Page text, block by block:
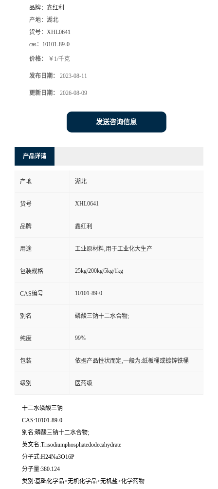
品牌： 鑫红利
产地： 湖北
货号： XHL0641
cas： 10101-89-0
价格： ￥1/千克
发布日期： 2023-08-11
更新日期： 2026-08-09
发送咨询信息
产品详请
产地 湖北
货号 XHL0641
品牌 鑫红利
用途 工业原材料,用于工业化大生产
包装规格 25kg/200kg/5kg/1kg
CAS编号 10101-89-0
别名 磷酸三钠十二水合物;
纯度 99%
包装 依据产品性状而定,一般为:纸板桶或镀锌铁桶
级别 医药级
十二水磷酸三钠
CAS:10101-89-0
别名:磷酸三钠十二水合物;
英文名:Trisodiumphosphatedodecahydrate
分子式:H24Na3O16P
分子量:380.124
类别:基础化学品>无机化学品>无机盐>化学药物